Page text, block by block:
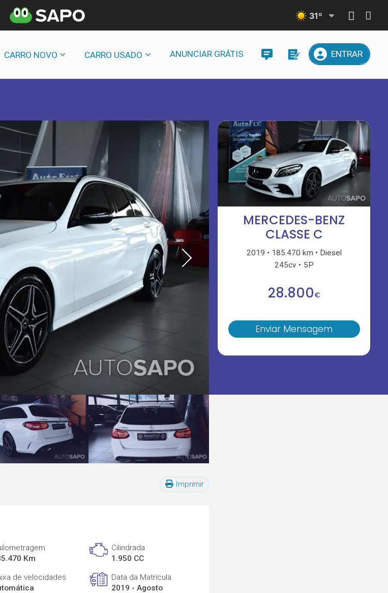
31º
CARRO NOVO CARRO USADO ANUNCIAR GRÁTIS ENTRAR
MERCEDES-BENZ
CLASSE C
2019 185.470 km
Diesel
245cv
5P
28.800€
Enviar Mensagem
Imprimir
Km
Cilindrada
1.950 CC
de velocidades
Data da Matrícula
2019 - Agosto